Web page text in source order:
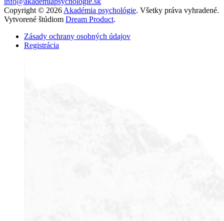
Copyright © 2026 Akadémia psychológie. Všetky práva vyhradené.
Vytvorené štúdiom Dream Product.
Zásady ochrany osobných údajov
Registrácia